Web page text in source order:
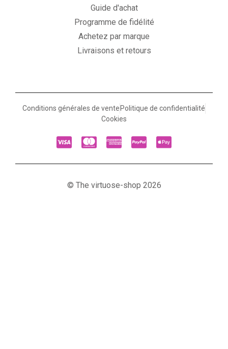
Guide d'achat
Programme de fidélité
Achetez par marque
Livraisons et retours
Conditions générales de ventePolitique de confidentialité
Cookies
© The virtuose-shop 2026